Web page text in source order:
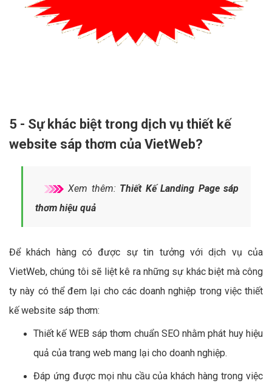
5 - Sự khác biệt trong dịch vụ thiết kế
website sáp thơm của VietWeb?
Xem thêm: Thiết Kế Landing Page sáp
thơm hiệu quả
Để khách hàng có được sự tin tưởng với dịch vụ của
VietWeb, chúng tôi sẽ liệt kê ra những sự khác biệt mà công
ty này có thể đem lại cho các doanh nghiệp trong việc thiết
kế website sáp thơm:
Thiết kế WEB sáp thơm chuẩn SEO nhằm phát huy hiệu
quả của trang web mang lại cho doanh nghiệp.
Đáp ứng được mọi nhu cầu của khách hàng trong việc